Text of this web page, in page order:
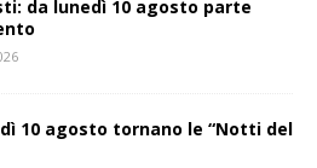
da lunedì 10 agosto parte
10 agosto tornano le “Notti del